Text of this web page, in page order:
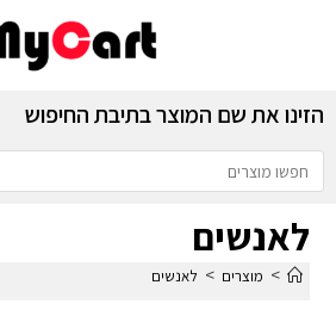
הזינו את שם המוצר בתיבת החיפוש
לאנשים
> מוצרים > לאנשים